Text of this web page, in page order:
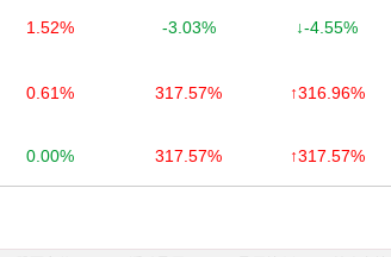
1.52% -3.03% ↓-4.55%
0.61% 317.57% ↑316.96%
0.00% 317.57% ↑317.57%